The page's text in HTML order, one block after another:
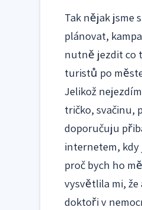
Tak nějak jsme
plánovat,
nutně jezdit co
turistů po
Jelikož
tričko, svačinu,
doporučuju
internetem, kdy
proč bych ho
vysvětlila mi,
doktoři v